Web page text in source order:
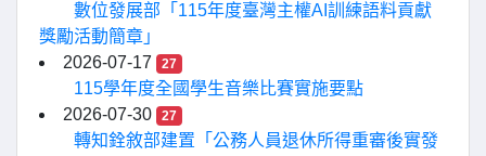
數位發展部「115年度臺灣主權AI訓練語料貢獻
獎勵活動簡章」
2026-07-17
27
115學年度全國學生音樂比賽實施要點
2026-07-30
27
轉知銓敘部建置「公務人員退休所得重審後實發